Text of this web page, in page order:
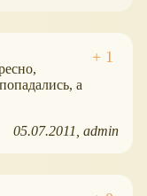
а
05.07.2011 admin